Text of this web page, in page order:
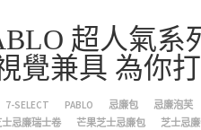
超人氣
覺兼具 為你
7-SELECT PABLO 忌廉包
忌廉泡芙
士忌廉瑞士卷 芒果芝士忌廉包 芝士忌